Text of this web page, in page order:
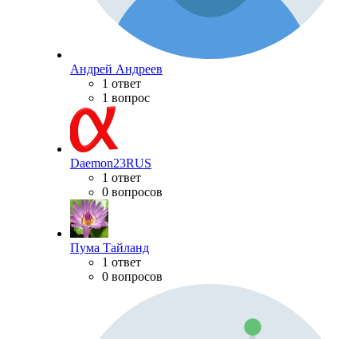
Андрей Андреев
1 ответ
1 вопрос
Daemon23RUS
1 ответ
0 вопросов
Пума Тайланд
1 ответ
0 вопросов